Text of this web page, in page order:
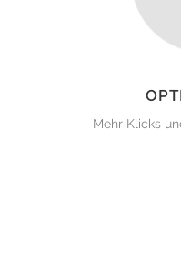
Mehr Klicks